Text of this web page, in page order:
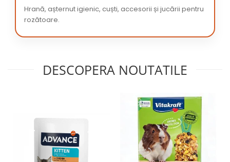
Hrană, așternut igienic, cuști, accesorii și jucării pentru
rozătoare.
DESCOPERA NOUTATILE